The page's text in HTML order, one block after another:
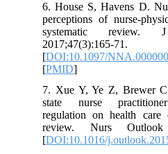
6. House S, Havens D.
perceptions of nurse-
systematic
2017;47(3):165-71.
[DOI:10.1097/
[PMID
7. Xue Y, Ye Z, Brewer
state nurse
regulation on health
review. Nurs Outlook
[DOI:10.1016/